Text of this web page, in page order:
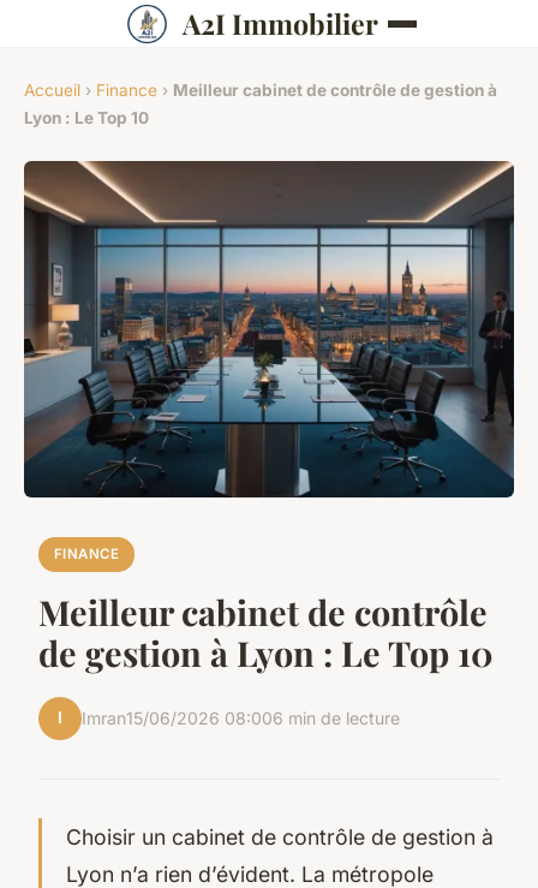
A2I Immobilier
Accueil › Finance › Meilleur cabinet de contrôle de gestion à
Lyon : Le Top 10
FINANCE
Meilleur cabinet de contrôle
de gestion à Lyon : Le Top 10
I Imran15/06/2026 08:006 min de lecture
Choisir un cabinet de contrôle de gestion à
Lyon n’a rien d’évident. La métropole